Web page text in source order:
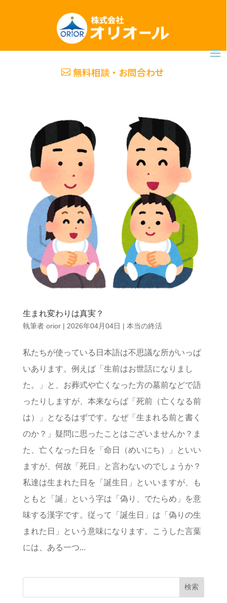
無料相談・お問合わせ
生まれ変わりは真実？
執筆者 orior| 2026年04月04日 | 本当の終活
私たちが使っている日本語は不思議な所がいっぱ
いあります。例えば「生前はお世話になりまし
た。」と、お葬式や亡くなった方の墓前などで語
ったりしますが、本来ならば「死前（亡くなる前
は）」となるはずです。なぜ「生まれる前と書く
のか？」疑問に思ったことはございませんか？ま
た、亡くなった日を「命日（めいにち）」といい
ますが、何故「死日」と言わないのでしょうか？
私達は生まれた日を「誕生日」といいますが、も
ともと「誕」という字は「偽り、でたらめ」を意
味する漢字です。従って「誕生日」は「偽りの生
まれた日」という意味になります。こうした言葉
には、ある一つ...
検索